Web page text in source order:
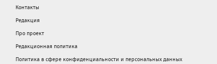
Контакты
Редакция
Про проект
Редакционная политика
Политика в сфере конфиденциальности и персональных данных